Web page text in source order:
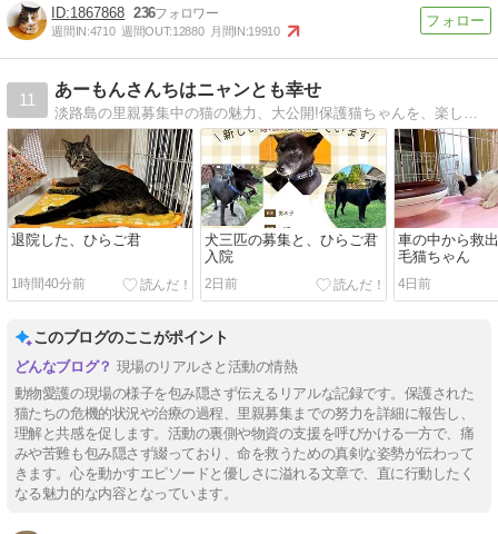
1867868 236
週間IN:4710 週間OUT:12880 月間IN:19910
11
あーもんさんちはニャンとも幸せ
淡路島の里親募集中の猫の魅力、大公開!保護猫ちゃんを、楽しく可愛くご紹介。クスッと笑ってください。
退院した、ひらご君
1時間40分前
犬三匹の募集と、ひらご君
入院
2日前
車の中から救
毛猫ちゃん
4日前
このブログのここがポイント
現場のリアルさと活動の情熱
動物愛護の現場の様子を包み隠さず伝えるリアルな記録です。保護された
猫たちの危機的状況や治療の過程、里親募集までの努力を詳細に報告し、
理解と共感を促します。活動の裏側や物資の支援を呼びかける一方で、痛
みや苦難も包み隠さず綴っており、命を救うための真剣な姿勢が伝わって
きます。心を動かすエピソードと優しさに溢れる文章で、直に行動したく
なる魅力的な内容となっています。